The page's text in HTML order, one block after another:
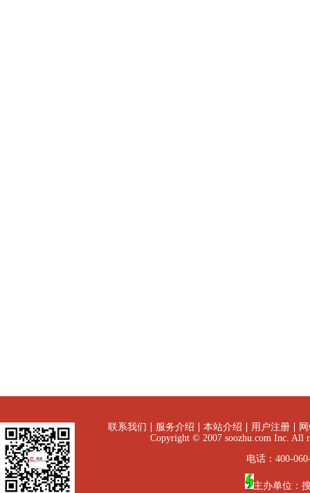
联系我们 服务介绍 本站介绍 用户注册
Copyright © 2007 soozhu.com Inc.
电话：400-
主办单位：